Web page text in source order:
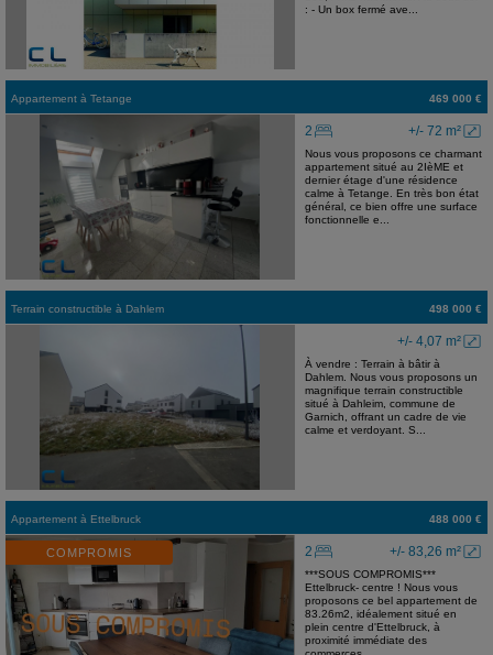
: - Un box fermé ave...
Appartement à Tetange 469 000 €
+/- 72 m²
2
Nous vous proposons ce charmant
appartement situé au 2IèME et
dernier étage d'une résidence
calme à Tetange. En très bon état
général, ce bien offre une surface
fonctionnelle e...
Terrain constructible à Dahlem 498 000 €
+/- 4,07 m²
À vendre : Terrain à bâtir à
Dahlem. Nous vous proposons un
magnifique terrain constructible
situé à Dahleim, commune de
Garnich, offrant un cadre de vie
calme et verdoyant. S...
Appartement à Ettelbruck 488 000 €
COMPROMIS +/- 83,26 m²
2
***SOUS COMPROMIS***
Ettelbruck- centre ! Nous vous
proposons ce bel appartement de
83.26m2, idéalement situé en
plein centre d'Ettelbruck, à
proximité immédiate des